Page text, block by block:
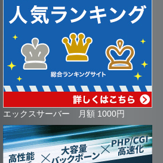
エックスサーバー 月額 1000円